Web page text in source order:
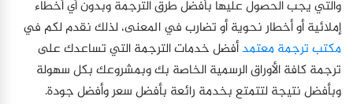
والتي يجب الحصول عليها بأفضل طرق الترجمة وبدون أي أخطاء
إملائية أو أخطار نحوية أو تضارب في المعنى، لذلك نقدم لكم في
مكتب ترجمة معتمدأفضل خدمات الترجمة التي تساعدك على
ترجمة كافة الأوراق الرسمية الخاصة بك وبمشروعك بكل سهولة
وبأفضل نتيجة لتتمتع بخدمة رائعة بأفضل سعر وأفضل جودة.